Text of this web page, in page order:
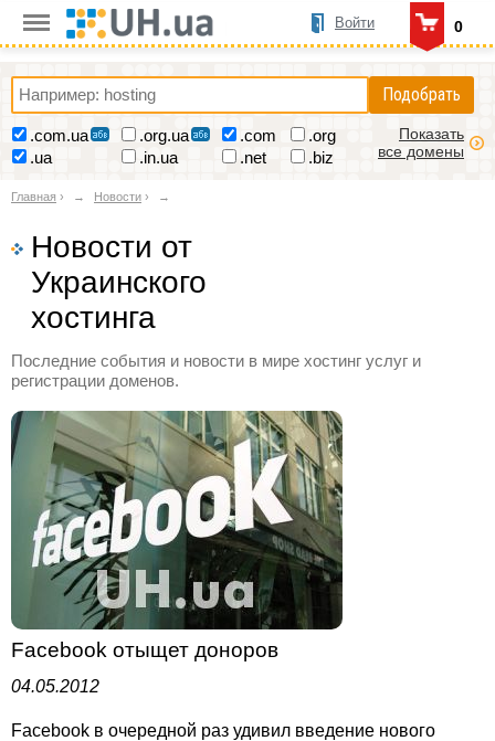
0
Войти
Подобрать
.com.ua .org.ua .com
.org
.ua
.in.ua .net .biz
Показать
все домены
Главная › Новости ›
Новости от
Украинского
хостинга
Последние события и новости в мире хостинг услуг и
регистрации доменов.
Facebook отыщет доноров
04.05.2012
Facebook в очередной раз удивил введение нового